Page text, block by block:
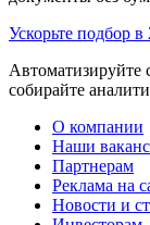
Ускорьте подбор в
Автоматизируйте
собирайте
О компании
Наши
Партнерам
Реклама на
Новости и